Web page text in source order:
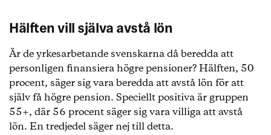
Hälften vill själva avstå lön
Är de yrkesarbetande svenskarna då beredda att
personligen finansiera högre pensioner? Hälften, 50
procent, säger sig vara beredda att avstå lön för att
själv få högre pension. Speciellt positiva är gruppen
55+, där 56 procent säger sig vara villiga att avstå
lön. En tredjedel säger nej till detta.